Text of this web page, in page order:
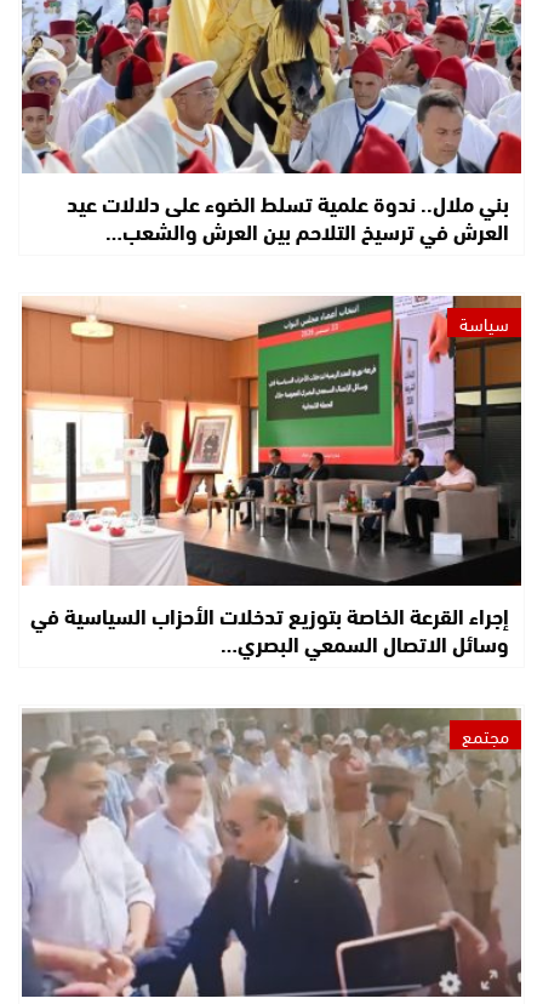
بني ملال.. ندوة علمية تسلط الضوء على دلالات عيد
العرش في ترسيخ التلاحم بين العرش والشعب…
سياسة
إجراء القرعة الخاصة بتوزيع تدخلات الأحزاب السياسية في
وسائل الاتصال السمعي البصري…
مجتمع